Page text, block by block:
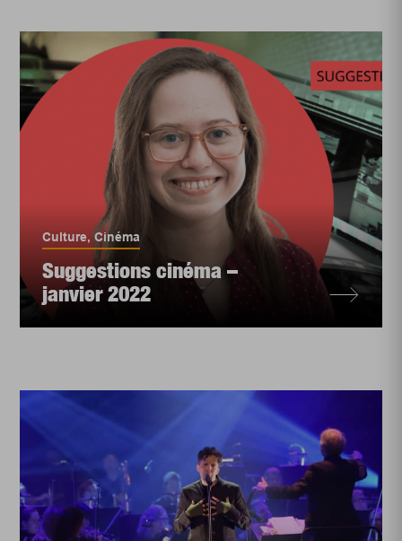
Culture,Cinéma
Suggestions cinéma –
janvier 2022